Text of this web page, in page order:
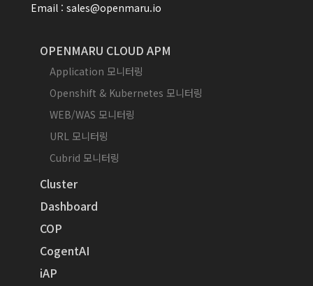
Email : sales@openmaru.io
OPENMARU CLOUD APM
Application 모니터링
Openshift & Kubernetes 모니터링
WEB/WAS 모니터링
URL 모니터링
Cubrid 모니터링
Cluster
Dashboard
COP
CogentAI
iAP